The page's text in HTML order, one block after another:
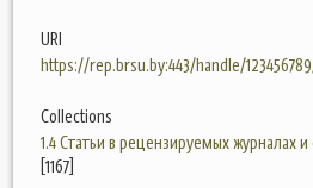
URI
https://rep.brsu.by:443/handle/
Collections
1.4 Статьи в рецензируемых журналах
[1167]